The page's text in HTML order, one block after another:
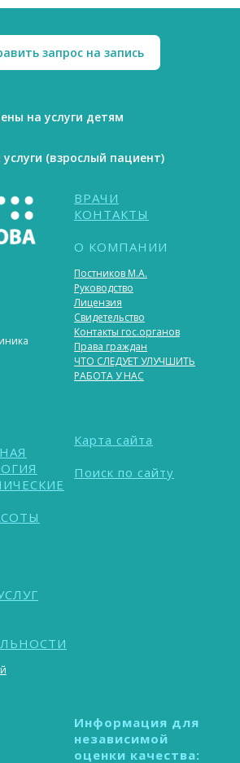
запрос на запись
на услуги детям
(взрослый пациент)
ВРАЧИ
КОНТАКТЫ
О КОМПАНИИ
Постников М.А.
Руководство
Лицензия
Свидетельство
Контакты гос.органов
Права граждан
ЧТО СЛЕДУЕТ УЛУЧШИТЬ
РАБОТА У НАС
Карта сайта
Поиск по сайту
Информация для
независимой
оценки качества: